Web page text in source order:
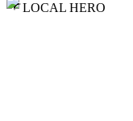
LOCAL HERO